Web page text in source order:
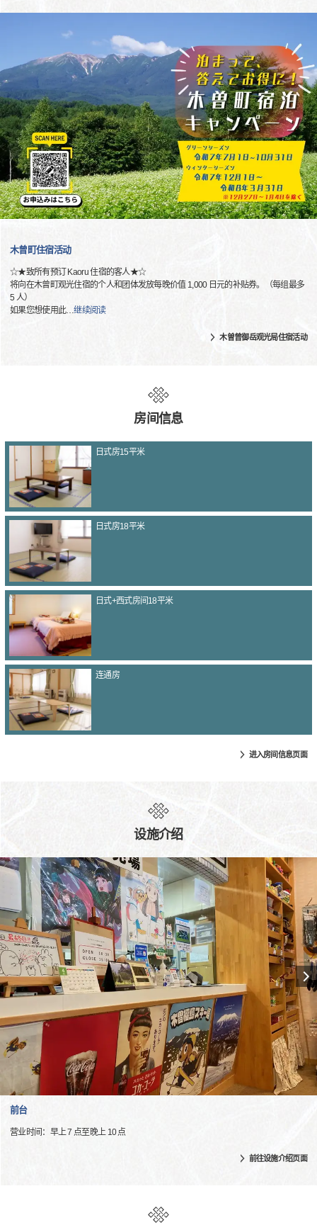
木曾町住宿活动
☆★致所有预订 Kaoru 住宿的客人★☆
将向在木曾町观光住宿的个人和团体发放每晚价值 1,000 日元的补贴券。（每组最多
5 人）
如果您想使用此…继续阅读
木曽曾御岳观光局住宿活动
房间信息
日式房15平米
日式房18平米
日式+西式房间18平米
连通房
进入房间信息页面
设施介绍
前台
营业时间：早上 7 点至晚上 10 点
前往设施介绍页面